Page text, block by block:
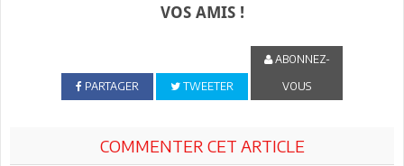
VOS AMIS !
PARTAGER TWEETER
ABONNEZ-
VOUS
COMMENTER CET ARTICLE